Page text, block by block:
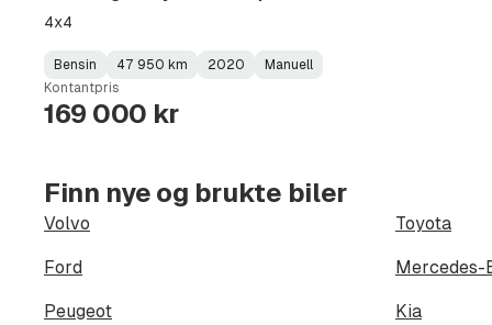
4x4
Fuel
Type:
Bensin
Kilometerstand:
47 950 km
Model
Year:
2020
Gearbox
Type:
Manuell
Kontantpris
169 000 kr
Finn nye og brukte biler
Volvo Toyota
Ford Mercedes-
Peugeot Kia